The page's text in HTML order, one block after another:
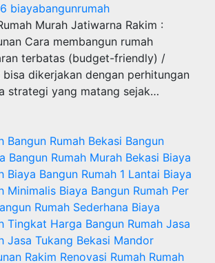
biayabangunrumah
Murah Jatiwarna Rakim :
Cara membangun rumah
terbatas (budget-friendly) /
dikerjakan dengan perhitungan
strategi yang matang sejak…
Bangun Rumah Bekasi Bangun
Bangun Rumah Murah Bekasi Biaya
Biaya Bangun Rumah 1 Lantai Biaya
Minimalis Biaya Bangun Rumah Per
Rumah Sederhana Biaya
Tingkat Harga Bangun Rumah Jasa
Jasa Tukang Bekasi Mandor
Rakim Renovasi Rumah Rumah